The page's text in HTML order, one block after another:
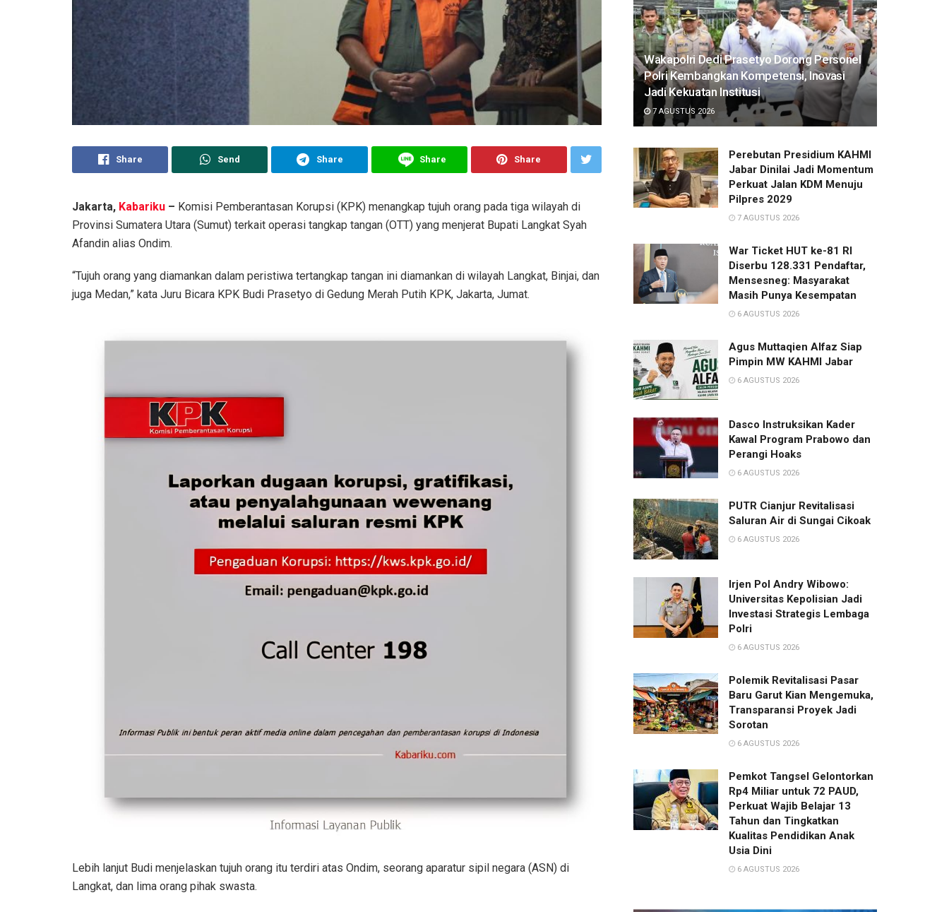
Share Send Share Share Share
Jakarta, Kabariku – Komisi Pemberantasan Korupsi (KPK) menangkap tujuh orang pada tiga wilayah di
Provinsi Sumatera Utara (Sumut) terkait operasi tangkap tangan (OTT) yang menjerat Bupati Langkat Syah
Afandin alias Ondim.
“Tujuh orang yang diamankan dalam peristiwa tertangkap tangan ini diamankan di wilayah Langkat, Binjai, dan
juga Medan,” kata Juru Bicara KPK Budi Prasetyo di Gedung Merah Putih KPK, Jakarta, Jumat.
Lebih lanjut Budi menjelaskan tujuh orang itu terdiri atas Ondim, seorang aparatur sipil negara (ASN) di
Langkat, dan lima orang pihak swasta.
Wakapolri Dedi Prasetyo Dorong Personel
Polri Kembangkan Kompetensi, Inovasi
Jadi Kekuatan Institusi
7 AGUSTUS 2026
Perebutan Presidium KAHMI
Jabar Dinilai Jadi Momentum
Perkuat Jalan KDM Menuju
Pilpres 2029
7 AGUSTUS 2026
War Ticket HUT ke-81 RI
Diserbu 128.331 Pendaftar,
Mensesneg: Masyarakat
Masih Punya Kesempatan
6 AGUSTUS 2026
Agus Muttaqien Alfaz Siap
Pimpin MW KAHMI Jabar
6 AGUSTUS 2026
Dasco Instruksikan Kader
Kawal Program Prabowo dan
Perangi Hoaks
6 AGUSTUS 2026
PUTR Cianjur Revitalisasi
Saluran Air di Sungai Cikoak
6 AGUSTUS 2026
Irjen Pol Andry Wibowo:
Universitas Kepolisian Jadi
Investasi Strategis Lembaga
Polri
6 AGUSTUS 2026
Polemik Revitalisasi Pasar
Baru Garut Kian Mengemuka,
Transparansi Proyek Jadi
Sorotan
6 AGUSTUS 2026
Pemkot Tangsel Gelontorkan
Rp4 Miliar untuk 72 PAUD,
Perkuat Wajib Belajar 13
Tahun dan Tingkatkan
Kualitas Pendidikan Anak
Usia Dini
6 AGUSTUS 2026